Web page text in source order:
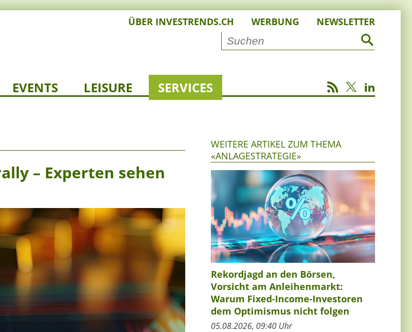
ÜBER INVESTRENDS.CH WERBUNG NEWSLETTER
EVENTS LEISURE SERVICES
– Experten sehen
WEITERE ARTIKEL ZUM THEMA
«ANLAGESTRATEGIE»
Rekordjagd an den Börsen,
Vorsicht am Anleihenmarkt:
Warum Fixed-Income-Investoren
dem Optimismus nicht folgen
05.08.2026, 09:40 Uhr